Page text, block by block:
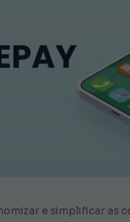
e simplificar as